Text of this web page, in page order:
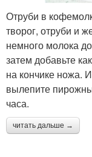
Отруби в
творог, отруби и
немного молока
затем добавьте
на кончике ножа.
вылепите
часа.
читать дальше →